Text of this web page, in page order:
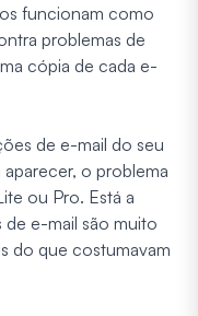
funcionam como
problemas de
cópia de cada e-
de e-mail do seu
o problema
ou Pro. Está a
e-mail são muito
do que costumavam